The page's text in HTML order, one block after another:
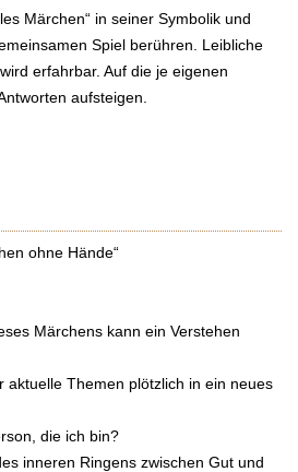
Märchen“ in seiner Symbolik und
Spiel berühren. Leibliche
erfahrbar. Auf die je eigenen
aufsteigen.
ohne Hände“
Märchens kann ein Verstehen
aktuelle Themen plötzlich in ein neues
die ich bin?
inneren Ringens zwischen Gut und